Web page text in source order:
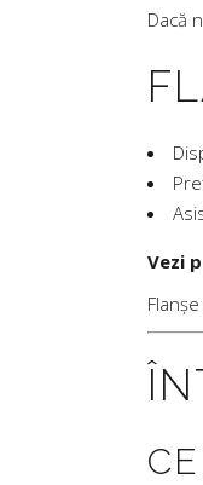
Dacă
Vezi